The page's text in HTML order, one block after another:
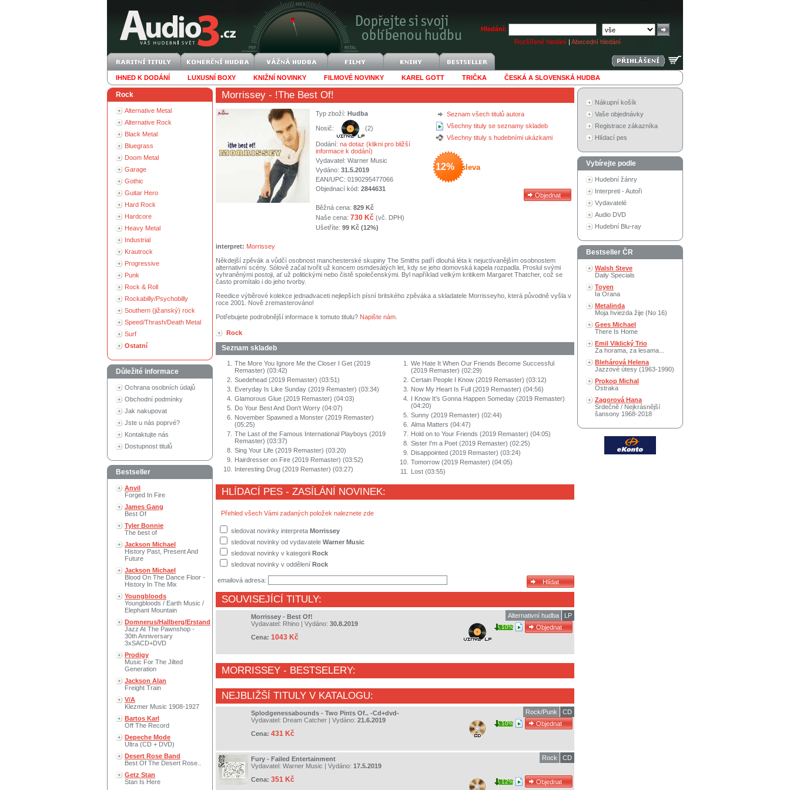
Hledání:
Rozšířené hledání | Abecední hledání
IHNED K DODÁNÍ LUXUSNÍ BOXY KNIŽNÍ NOVINKY FILMOVÉ NOVINKY KAREL GOTT TRIČKA ČESKÁ A SLOVENSKÁ HUDBA
Rock
Alternative Metal
Alternative Rock
Black Metal
Bluegrass
Doom Metal
Garage
Gothic
Guitar Hero
Hard Rock
Hardcore
Heavy Metal
Industrial
Krautrock
Progressive
Punk
Rock & Roll
Rockabilly/Psychobilly
Southern (jižanský) rock
Speed/Thrash/Death Metal
Surf
Ostatní
Důležité informace
Ochrana osobních údajů
Obchodní podmínky
Jak nakupovat
Jste u nás poprvé?
Kontaktujte nás
Dostupnost titulů
Bestseller
Anvil
Forged In Fire
James Gang
Best Of
Tyler Bonnie
The best of
Jackson Michael
History Past, Present And
Future
Jackson Michael
Blood On The Dance Floor -
History In The Mix
Youngbloods
Youngbloods / Earth Music /
Elephant Mountain
Domnerus/Hallberg/Erstand
Jazz At The Pawnshop -
30th Anniversary
3xSACD+DVD
Prodigy
Music For The Jilted
Generation
Jackson Alan
Freight Train
V/A
Klezmer Music 1908-1927
Bartos Karl
Off The Record
Depeche Mode
Ultra (CD + DVD)
Desert Rose Band
Best Of The Desert Rose..
Getz Stan
Stan Is Here
Morrissey - !The Best Of!
Seznam všech titulů autora
Všechny tituly se seznamy skladeb
Všechny tituly s hudebními ukázkami
12% sleva
Typ zboží: Hudba
Nosič: (2)
Dodání: na dotaz (klikni pro bližší
informace k dodání)
Vydavatel: Warner Music
Vydáno: 31.5.2019
EAN/UPC: 0190295477066
Objednací kód: 2844631
Běžná cena: 829 Kč
Naše cena: 730 Kč (vč. DPH)
Ušetříte: 99 Kč (12%)
interpret: Morrissey
Někdejší zpěvák a vůdčí osobnost manchesterské skupiny The Smiths patří dlouhá léta k nejuctívanějším osobnostem
alternativní scény. Sólově začal tvořit už koncem osmdesátých let, kdy se jeho domovská kapela rozpadla. Proslul svými
vyhraněnými postoji, ať už politickými nebo čistě společenskými. Byl například velkým kritikem Margaret Thatcher, což se
často promítalo i do jeho tvorby.
Reedice výběrové kolekce jednadvaceti nejlepších písní britského zpěváka a skladatele Morrisseyho, která původně vyšla v
roce 2001. Nově zremasterováno!
Potřebujete podrobnější informace k tomuto titulu? Napište nám
Rock
Seznam skladeb
1.
The More You Ignore Me the Closer I Get (2019
Remaster) (03:42)
2. Suedehead (2019 Remaster) (03:51)
3.
Everyday Is Like Sunday (2019 Remaster) (03:34)
4. Glamorous Glue (2019 Remaster) (04:03)
5.
Do Your Best And Don't Worry (04:07)
6.
November Spawned a Monster (2019 Remaster)
(05:25)
7. The Last of the Famous International Playboys (2019
Remaster) (03:37)
8. Sing Your Life (2019 Remaster) (03:20)
9.
Hairdresser on Fire (2019 Remaster) (03:52)
10.
Interesting Drug (2019 Remaster) (03:27)
1.
We Hate It When Our Friends Become Successful
(2019 Remaster) (02:29)
2. Certain People I Know (2019 Remaster) (03:12)
3.
Now My Heart Is Full (2019 Remaster) (04:56)
4.
I Know It's Gonna Happen Someday (2019 Remaster)
(04:20)
5. Sunny (2019 Remaster) (02:44)
6. Alma Matters (04:47)
7.
Hold on to Your Friends (2019 Remaster) (04:05)
8. Sister I'm a Poet (2019 Remaster) (02:25)
9.
Disappointed (2019 Remaster) (03:24)
10. Tomorrow (2019 Remaster) (04:05)
11.
Lost (03:55)
HLÍDACÍ PES - ZASÍLÁNÍ NOVINEK:
Přehled všech Vámi zadaných položek naleznete zde
sledovat novinky interpreta Morrissey
sledovat novinky od vydavatele Warner Music
sledovat novinky v kategorii Rock
sledovat novinky v oddělení Rock
emailová adresa:
SOUVISEJÍCÍ TITULY:
Morrissey - Best Of!
Vydavatel: Rhino | Vydáno: 30.8.2019
Cena: 1043 Kč
LP
Alternativní hudba
10%
MORRISSEY - BESTSELERY:
NEJBLIŽŠÍ TITULY V KATALOGU:
Splodgenessabounds - Two Pints Of.. -Cd+dvd-
Vydavatel: Dream Catcher | Vydáno: 21.6.2019
Cena: 431 Kč
CD
Rock/Punk
10%
Fury - Failed Entertainment
Vydavatel: Warner Music | Vydáno: 17.5.2019
Cena: 351 Kč
CD
Rock
12%
Nákupní košík
Vaše objednávky
Registrace zákazníka
Hlídací pes
Vybírejte podle
Hudební žánry
Interpreti - Autoři
Vydavatelé
Audio DVD
Hudební Blu-ray
Bestseller ČR
Walsh Steve
Daily Specials
Toyen
Ia Orana
Metalinda
Moja hviezda žije (No 16)
Gees Michael
There Is Home
Emil Viklický Trio
Za horama, za lesama...
Blehárová Helena
Jazzové útesy (1963-1990)
Prokop Michal
Ostraka
Zagorová Hana
Srdečně / Nejkrásnější
šansony 1968-2018